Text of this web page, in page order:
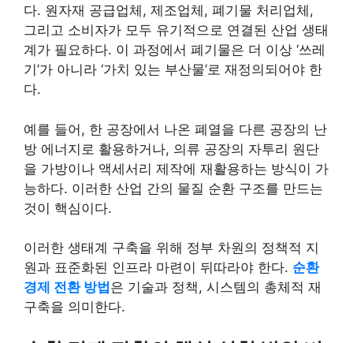
다. 원자재 공급업체, 제조업체, 폐기물 처리업체,
그리고 소비자가 모두 유기적으로 연결된 산업 생태
계가 필요하다. 이 과정에서 폐기물은 더 이상 ‘쓰레
기’가 아니라 ‘가치 있는 부산물’로 재정의되어야 한
다.
예를 들어, 한 공장에서 나온 폐열을 다른 공장의 난
방 에너지로 활용하거나, 의류 공장의 자투리 원단
을 가방이나 액세서리 제작에 재활용하는 방식이 가
능하다. 이러한 산업 간의 물질 순환 구조를 만드는
것이 핵심이다.
이러한 생태계 구축을 위해 정부 차원의 정책적 지
원과 표준화된 인프라 마련이 뒤따라야 한다. 순환
경제 전환 방법 은 기술과 정책, 시스템의 총체적 재
구축을 의미한다.